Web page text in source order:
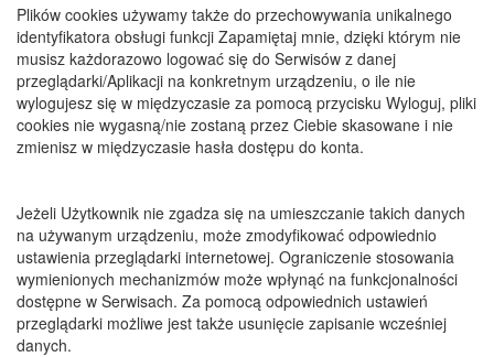
Plików cookies używamy także do przechowywania unikalnego
identyfikatora obsługi funkcji Zapamiętaj mnie, dzięki którym nie
musisz każdorazowo logować się do Serwisów z danej
przeglądarki/Aplikacji na konkretnym urządzeniu, o ile nie
wylogujesz się w międzyczasie za pomocą przycisku Wyloguj, pliki
cookies nie wygasną/nie zostaną przez Ciebie skasowane i nie
zmienisz w międzyczasie hasła dostępu do konta.
Jeżeli Użytkownik nie zgadza się na umieszczanie takich danych
na używanym urządzeniu, może zmodyfikować odpowiednio
ustawienia przeglądarki internetowej. Ograniczenie stosowania
wymienionych mechanizmów może wpłynąć na funkcjonalności
dostępne w Serwisach. Za pomocą odpowiednich ustawień
przeglądarki możliwe jest także usunięcie zapisanie wcześniej
danych.